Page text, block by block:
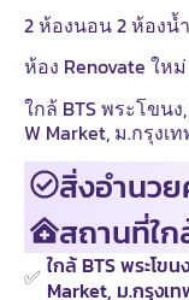
2 ห้องนอน 2 ห้องน้ำ
ห้อง Renovate ใหม่
ใกล้ BTS พระโขนง
W Market, ม.กรุงเ
สิ่งอำนว
สถานที่ใ
✅ ใกล้ BTS พระโข
Market, ม.กรุงเท